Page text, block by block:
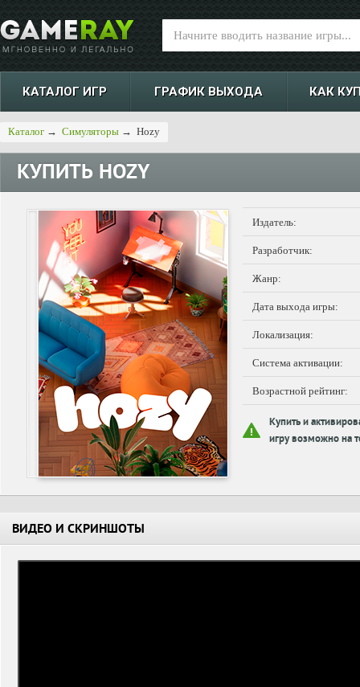
КАТАЛОГ ИГР ГРАФИК ВЫХОДА КАК
Каталог → Симуляторы → Hozy
КУПИТЬ HOZY
Издатель:
Разработчик:
Жанр:
Дата выхода игры:
Локализация:
Система активации:
Возрастной рейтинг:
Купить и
игру возможно на
ВИДЕО И СКРИНШОТЫ